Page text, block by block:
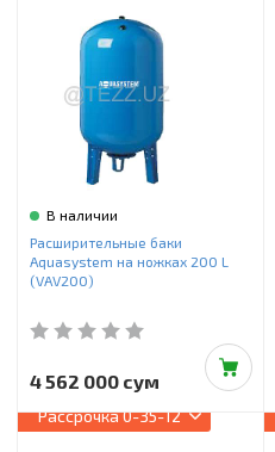
В наличии
Расширительные баки
Aquasystem на ножках 200 L
(VAV200)
4 562 000 сум
Рассрочка0-35-12